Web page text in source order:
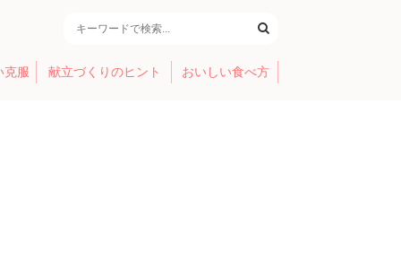
克服 献立づくりのヒント おいしい食べ方